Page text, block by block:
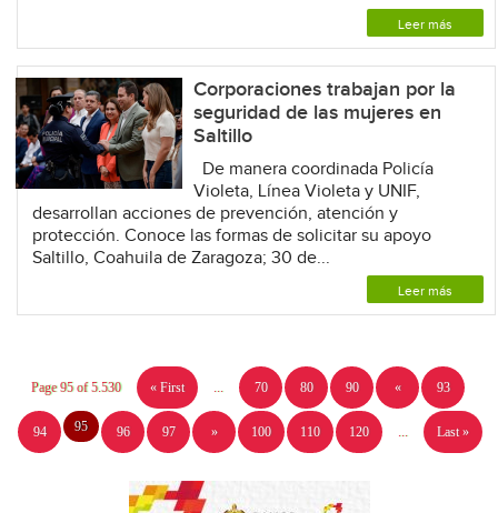
Leer más
Corporaciones trabajan por la
seguridad de las mujeres en
Saltillo
De manera coordinada Policía
Violeta, Línea Violeta y UNIF,
desarrollan acciones de prevención, atención y
protección. Conoce las formas de solicitar su apoyo
Saltillo, Coahuila de Zaragoza; 30 de...
Leer más
Page 95 of 5.530 « First 70 80 90 « 93
94 95 96 97 » 100 110 120 Last »